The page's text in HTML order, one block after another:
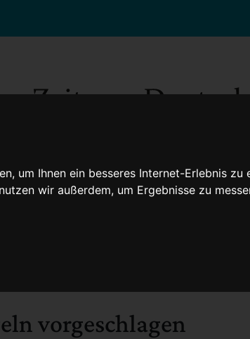
um Ihnen ein besseres Internet-Erlebnis zu
wir außerdem, um Ergebnisse zu
vorgeschlagen